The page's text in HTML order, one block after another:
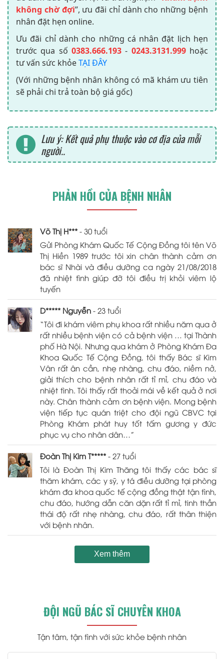
không chờ đợi”, ưu đãi chỉ dành cho những bệnh
nhân đặt hẹn online.
Ưu đãi chỉ dành cho những cá nhân đặt lịch hẹn
trước qua số 0383.666.193 - 0243.3131.999hoặc
tư vấn sức khỏeTẠI ĐÂY
(Với những bệnh nhân không có mã khám ưu tiên
sẽ phải chi trả toàn bộ giá gốc)
Lưu ý: Kết quả phụ thuộc vào cơ địa của mỗi
người..
PHẢN HỒI CỦA BỆNH NHÂN
Võ Thị H*** - 30 tuổi
Gửi Phòng Khám Quốc Tế Cộng Đồng tôi tên Võ
Thị Hiền 1989 trước tôi xin chân thành cảm ơn
bác sĩ Nhài và điều dưỡng ca ngày 21/08/2018
đã nhiệt tình giúp đỡ tôi điều trị khỏi viêm lộ
tuyến
D***** Nguyễn - 23 tuổi
“Tôi đi khám viêm phụ khoa rất nhiều năm qua ở
rất nhiều bệnh viện có cả bệnh viện … tại Thành
phố Hà Nội. Nhưng qua khám ở Phòng Khám Đa
Khoa Quốc Tế Cộng Đồng, tôi thấy Bác sĩ Kim
Vân rất ân cần, nhẹ nhàng, chu đáo, niềm nở,
giải thích cho bệnh nhân rất tỉ mỉ, chu đáo và
nhiệt tình. Tôi thấy rất thoải mái về kết quả ở nơi
này. Chân thành cảm ơn bệnh viện. Mong bệnh
viện tiếp tục quán triệt cho đội ngũ CBVC tại
Phòng Khám phát huy tốt tấm gương y đức
phục vụ cho nhân dân…”
Đoàn Thị Kim T***** - 27 tuổi
Tôi là Đoàn Thị Kim Thăng tôi thấy các bác sĩ
thăm khám, các y sỹ, y tá điều dưỡng tại phòng
khám đa khoa quốc tế cộng đồng thật tận tình,
chu đáo, hướng dẫn căn dặn rất tỉ mỉ, tinh thần
thái độ rất nhẹ nhàng, chu đáo, rất thân thiện
với bệnh nhân.
Xem thêm
ĐỘI NGŨ BÁC SĨ CHUYÊN KHOA
Tận tâm, tận tình với sức khỏe bệnh nhân